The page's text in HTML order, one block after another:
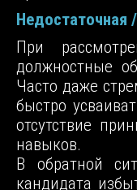
Недостаточная
При
должностные
Часто даже
быстро
отсутствие
навыков.
В обратной
кандидата